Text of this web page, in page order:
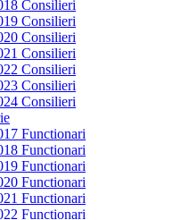
Consilieri
Consilieri
Consilieri
Consilieri
Consilieri
Consilieri
Consilieri
Functionari
Functionari
Functionari
Functionari
Functionari
Functionari